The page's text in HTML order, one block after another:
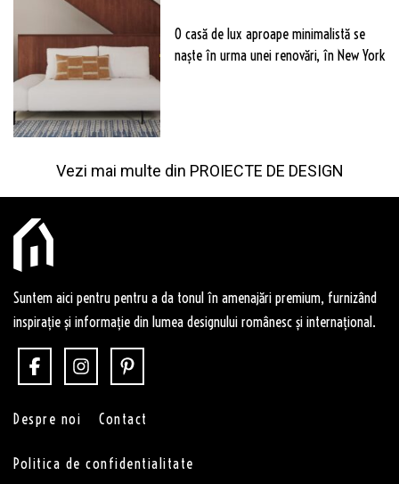
O casă de lux aproape minimalistă se
naște în urma unei renovări, în New York
Vezi mai multe din PROIECTE DE DESIGN
Suntem aici pentru pentru a da tonul în amenajări premium, furnizând
inspirație și informație din lumea designului românesc și internațional.
Despre noi Contact
Politica de confidentialitate